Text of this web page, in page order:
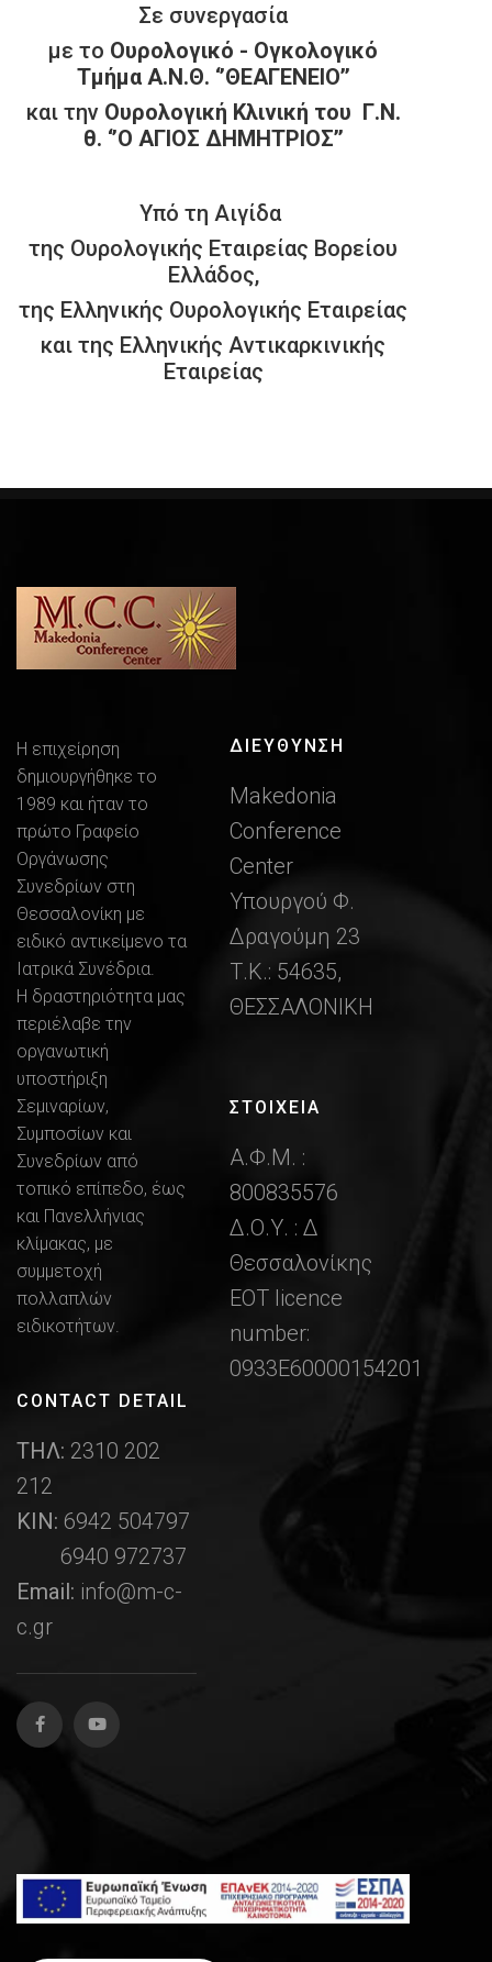
Σε συνεργασία
με το Ουρολογικό - Ογκολογικό
Τμήμα Α.Ν.Θ. ‘’ΘΕΑΓΕΝΕΙΟ’’
και τηνΟυρολογική Κλινική του Γ.Ν.
θ. ‘’Ο ΑΓΙΟΣ ΔΗΜΗΤΡΙΟΣ’’
Υπό τη Αιγίδα
της Ουρολογικής Εταιρείας Βορείου
Ελλάδος,
της Ελληνικής Ουρολογικής Εταιρείας
και της Ελληνικής Αντικαρκινικής
Εταιρείας
Η επιχείρηση
δημιουργήθηκε το
1989 και ήταν το
πρώτο Γραφείο
Οργάνωσης
Συνεδρίων στη
Θεσσαλονίκη με
ειδικό αντικείμενο τα
Ιατρικά Συνέδρια.
Η δραστηριότητα μας
περιέλαβε την
οργανωτική
υποστήριξη
Σεμιναρίων,
Συμποσίων και
Συνεδρίων από
τοπικό επίπεδο, έως
και Πανελλήνιας
κλίμακας, με
συμμετοχή
πολλαπλών
ειδικοτήτων.
CONTACT DETAIL
ΤΗΛ: 2310 202
212
ΚΙΝ: 6942 504797
6940 972737
Email: info@m-c-
c.gr
ΔΙΕΎΘΥΝΣΗ
Makedonia
Conference
Center
Υπουργού Φ.
Δραγούμη 23
Τ.Κ.: 54635,
ΘΕΣΣΑΛΟΝΙΚΗ
ΣΤΟΙΧΕΙΑ
Α.Φ.Μ. :
800835576
Δ.Ο.Υ. : Δ
Θεσσαλονίκης
ΕΟΤ licence
number:
0933Ε60000154201